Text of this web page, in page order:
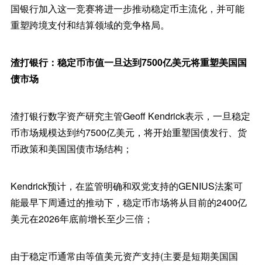
国银行加入这一竞赛将进一步推动稳定币主流化，并可能
重塑跨境支付和结算领域的竞争格局。
渣打银行：稳定币市值一旦达到7500亿美元将重塑美国国
债市场
渣打银行数字资产研究主管Geoff Kendrick表示，一旦稳定
币市场规模达到约7500亿美元，将开始重塑国债发行、货
币政策和美国国债市场结构；
Kendrick预计，在监管明确和双党支持的GENIUS法案可
能最早下周通过的推动下，稳定币市场将从目前的2400亿
美元在2026年底前增长至少三倍；
由于稳定币通常由等值美元资产支持(主要是短期美国国